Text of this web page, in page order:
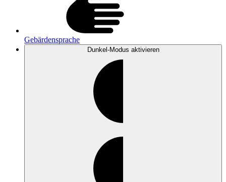
Gebärdensprache
Dunkel-Modus aktivieren